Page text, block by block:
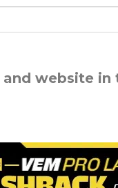
and website